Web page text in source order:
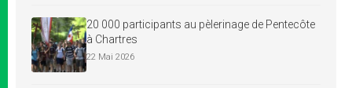
20 000 participants au pèlerinage de Pentecôte
à Chartres
22 Mai 2026